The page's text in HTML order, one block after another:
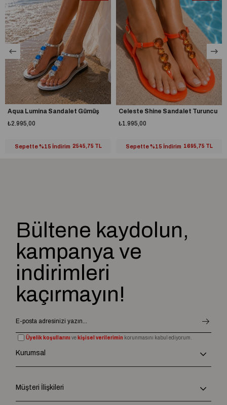
Aqua Lumina Sandalet Gümüş
₺2.995,00
Sepette %15 İndirim 2545,75 TL
Celeste Shine Sandalet Turuncu
₺1.995,00
Sepette %15 İndirim 1695,75 TL
Bültene kaydolun,
kampanya ve
indirimleri
kaçırmayın!
Üyelik koşullarını ve kişisel verilerimin korunmasını kabul ediyorum.
Kurumsal
Müşteri İlişkileri